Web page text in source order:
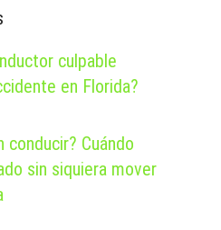
culpable
en Florida?
conducir? Cuándo
sin siquiera mover